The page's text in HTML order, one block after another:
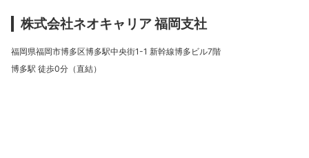
株式会社ネオキャリア 福岡支社
福岡県福岡市博多区博多駅中央街1-1 新幹線博多ビル7階
博多駅 徒歩0分（直結）